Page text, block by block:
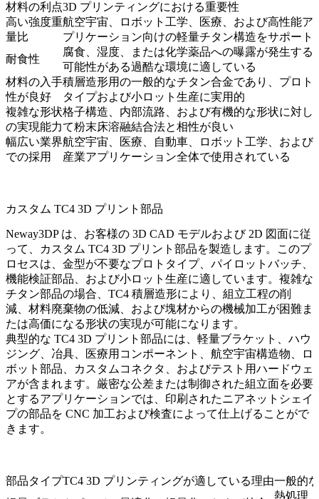
材料の利点3D プリンティングにおける重要性
高い強度重
量比
航空宇宙、ロボット工学、医療、および高性能ア
プリケーション向けの軽量チタン構造をサポート
耐食性
腐食、湿度、または化学薬品への曝露が発生する
可能性がある過酷な環境に適している
材料の入手
性が良好
積層造形用の一般的なチタン合金であり、プロト
タイプおよび小ロット生産に実用的
複雑な形状
の実現能力
格子構造、内部流路、および有機的な形状に対し
て粉末床溶融結合法と相性が良い
幅広い業界
での採用
航空宇宙、医療、自動車、ロボット工学、および
産業アプリケーション全体で使用されている
カスタム TC4 3D プリント部品
Neway3DP は、お客様の 3D CAD モデルおよび 2D 図面に従
って、カスタム TC4 3D プリント部品を製造します。このプ
ロセスは、金型が不要なプロトタイプ、パイロットバッチ、
機能検証部品、および小ロット生産に適しています。複雑な
チタン部品の場合、TC4 積層造形により、組立工程の削
減、材料廃棄物の低減、および塊材からの機械加工が困難ま
たは高価になる形状の実現が可能になります。
典型的な TC4 3D プリント部品には、軽量ブラケット、ハウ
ジング、冶具、医療用コンポーネント、航空宇宙構造物、ロ
ボット部品、カスタムコネクタ、およびテスト用ハードウェ
アが含まれます。厳密な公差または制御された組立面を必要
とするアプリケーションでは、印刷されたニアネットシェイ
プの部品を CNC 加工および検査によって仕上げることがで
きます。
部品タイプTC4 3D プリンティングが適している理由一般的
熱処理